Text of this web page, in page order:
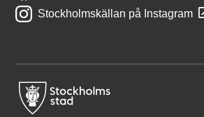
Stockholmskällan på Instagram